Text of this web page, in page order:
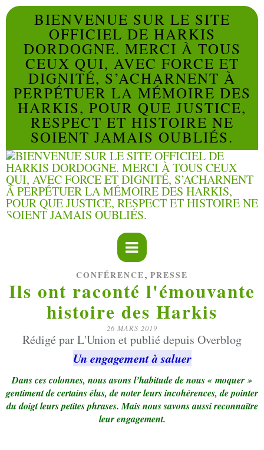
BIENVENUE SUR LE SITE
OFFICIEL DE HARKIS
DORDOGNE. MERCI À TOUS
CEUX QUI, AVEC FORCE ET
DIGNITÉ, S’ACHARNENT À
PERPÉTUER LA MÉMOIRE DES
HARKIS, POUR QUE JUSTICE,
RESPECT ET HISTOIRE NE
SOIENT JAMAIS OUBLIÉS.
CONFÉRENCE, PRESSE
Ils ont raconté l'émouvante
histoire des Harkis
26 MARS 2019
Rédigé par L'Union et publié depuis Overblog
Un engagement à saluer
Dans ces colonnes, nous avons l’habitude de nous « moquer »
gentiment de certains élus, de noter leurs incohérences, de pointer
du doigt leurs petites phrases. Mais nous savons aussi reconnaître
leur engagement.